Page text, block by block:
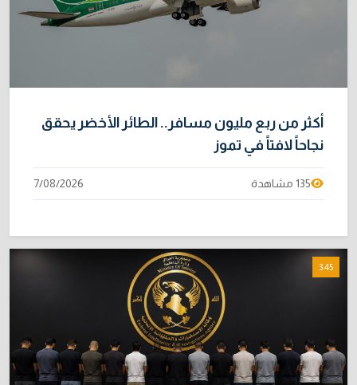
أكثر من ربع مليون مسافر.. الطائر الأخضر يحقق
نجاحاً لافتاً في تموز
135 مشاهدة 7/08/2026
3:45